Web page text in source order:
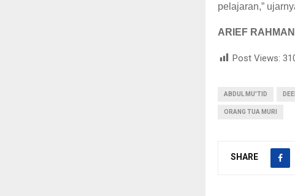
pelajaran,”
ARIEF
Post Views:
ABDUL MU'TID
ORANG TUA MURI
SHARE